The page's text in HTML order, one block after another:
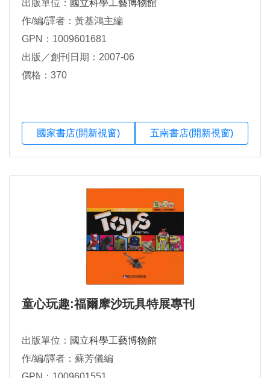
出版單位： 國立科學工藝博物館
作/編/譯者：黃基鴻主編
GPN：1009601681
出版／創刊日期：2007-06
價格：370
國家書店(開新視窗) 五南書店(開新視窗)
童心玩趣:福爾摩沙玩具特展專刊
出版單位： 國立科學工藝博物館
作/編/譯者：蘇芳儀編